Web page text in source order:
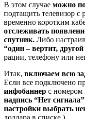
В этом случае можно
подтащить телевизор с
временно коротким
отслеживать
спутник. Либо
“один – вертит,
рации, телефону или
Итак, включаем всю
Если все подключено
инфобаннер с номером
надпись “Нет сигнала”
настройки выбрать